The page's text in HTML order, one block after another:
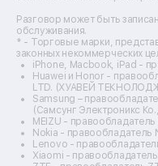
Ремонт видеокамер
Ремонт эхолотов
Ремонт 3d-принтеров
Ремонт прицелов
Ремонт винных
Ремонт
Ремонт сушилок для
Ремонт дальномеров
Ремонт
Разговор может быть
обслуживания.
* - Торговые марки,
законных некоммерческих
iPhone, Macbook, iPad -
Huawei и Honor -
LTD. (ХУАВЕЙ
Samsung –
(Самсунг Электроникс
MEIZU - правообладатель
Nokia -
Lenovo -
Xiaomi -